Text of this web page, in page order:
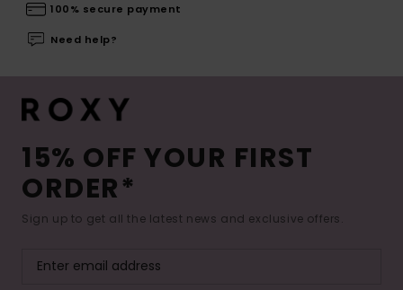
100% secure payment
Need help?
15% OFF YOUR FIRST
ORDER*
Sign up to get all the latest news and exclusive offers.